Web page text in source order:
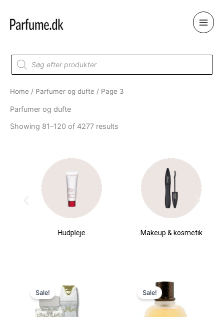
content
Products
search
Home / Parfumer og dufte / Page 3
Parfumer og dufte
Showing 81–120 of 4277 results
Hudpleje Makeup & kosmetik
Sale!
price
was:
450,00 kr..
Sale!
Original
price
was:
745,00 kr..